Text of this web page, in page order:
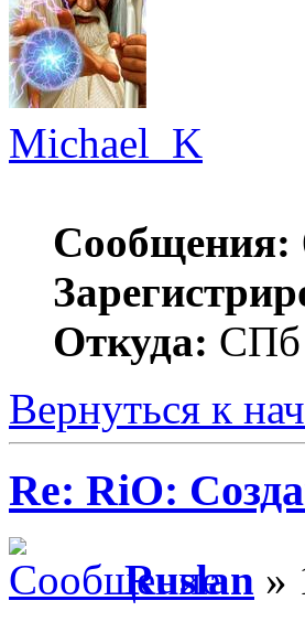
Michael_K
Сообщения:
Откуда: СПб
Вернуться к
Re: RiO:
Ruslan »